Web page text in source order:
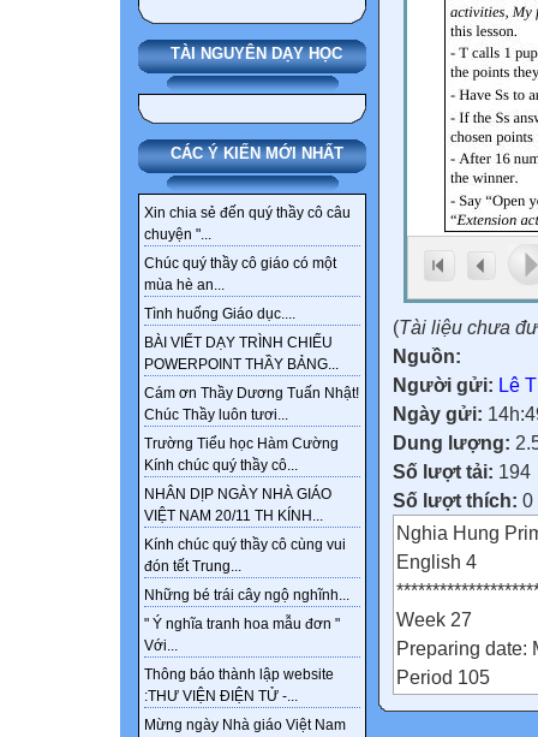
TÀI NGUYÊN DẠY HỌC
CÁC Ý KIẾN MỚI NHẤT
Xin chia sẻ đến quý thầy cô câu
chuyện "...
Chúc quý thầy cô giáo có một
mùa hè an...
Tình huống Giáo dục....
BÀI VIẾT DẠY TRÌNH CHIẾU
POWERPOINT THẦY BẢNG...
Cám ơn Thầy Dương Tuấn Nhật!
Chúc Thầy luôn tươi...
Trường Tiểu học Hàm Cường
Kính chúc quý thầy cô...
NHÂN DỊP NGÀY NHÀ GIÁO
VIỆT NAM 20/11 TH KÍNH...
Kính chúc quý thầy cô cùng vui
đón tết Trung...
Những bé trái cây ngộ nghĩnh...
" Ý nghĩa tranh hoa mẫu đơn "
Với...
Thông báo thành lập website
:THƯ VIỆN ĐIỆN TỬ -...
Mừng ngày Nhà giáo Việt Nam
(Tài liệu chưa
Nguồn:
Người gửi: Lê
Ngày gửi:
Dung lượng:
Số lượt tải: 194
Số lượt thích: 0
Nghia Hung
English 4
Week 27
Preparing date:
Period 105
Teaching date: